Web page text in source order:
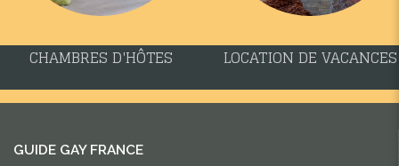
CHAMBRES D'HÔTES LOCATION DE VACANCES
GUIDE GAY FRANCE